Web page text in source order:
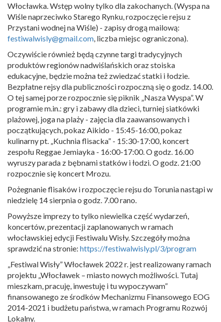
Włocławka. Wstęp wolny tylko dla zakochanych. (Wyspa na
Wiśle naprzeciwko Starego Rynku, rozpoczęcie rejsu z
Przystani wodnej na Wiśle) - zapisy drogą mailową:
festiwalwisly@gmail.com , liczba miejsc ograniczona).
Oczywiście również będą czynne targi tradycyjnych
produktów regionów nadwiślańskich oraz stoiska
edukacyjne, będzie można też zwiedzać statki i łodzie.
Bezpłatne rejsy dla publiczności rozpoczną się o godz. 14.00.
O tej samej porze rozpocznie się piknik „Nasza Wyspa”. W
programie m.in.: gry i zabawy dla dzieci, turniej siatkówki
plażowej, joga na plaży - zajęcia dla zaawansowanych i
początkujących, pokaz Aikido - 15:45-16:00, pokaz
kulinarny pt. „Kuchnia flisacka” - 15:30-17:00, koncert
zespołu Reggae Jemiayka - 16:00-17:00. O godz. 16.00
wyruszy parada z bębnami statków i łodzi. O godz. 21:00
rozpocznie się koncert Mrozu.
Pożegnanie flisaków i rozpoczęcie rejsu do Torunia nastąpi w
niedzielę 14 sierpnia o godz. 7.00 rano.
Powyższe imprezy to tylko niewielka część wydarzeń,
koncertów, prezentacji zaplanowanych w ramach
włocławskiej edycji Festiwalu Wisły. Szczegóły można
sprawdzić na stronie: https://festiwalwisly.pl/3/program
„Festiwal Wisły” Włocławek 2022 r. jest realizowany ramach
projektu „Włocławek – miasto nowych możliwości. Tutaj
mieszkam, pracuję, inwestuję i tu wypoczywam”
finansowanego ze środków Mechanizmu Finansowego EOG
2014-2021 i budżetu państwa, w ramach Programu Rozwój
Lokalny.